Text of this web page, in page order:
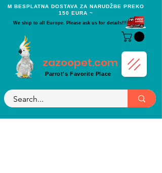
Μ BESPLATNA DOSTAVA ZA NARUDŽBE PREKO
150 EURA ~
We ship to all Europe. Please ask us for details!!!
zazoopet.com
Parrot's Favorite Place